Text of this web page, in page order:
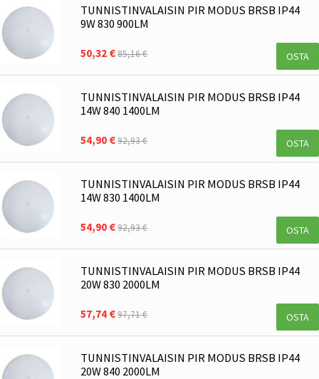
TUNNISTINVALAISIN PIR MODUS BRSB IP44
9W 830 900LM
50,32 €85,16 € OSTA
TUNNISTINVALAISIN PIR MODUS BRSB IP44
14W 840 1400LM
54,90 €92,93 € OSTA
TUNNISTINVALAISIN PIR MODUS BRSB IP44
14W 830 1400LM
54,90 €92,93 € OSTA
TUNNISTINVALAISIN PIR MODUS BRSB IP44
20W 830 2000LM
57,74 €97,71 € OSTA
TUNNISTINVALAISIN PIR MODUS BRSB IP44
20W 840 2000LM